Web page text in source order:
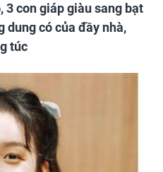
3 con giáp giàu sang bạt
dung có của đầy nhà,
túc